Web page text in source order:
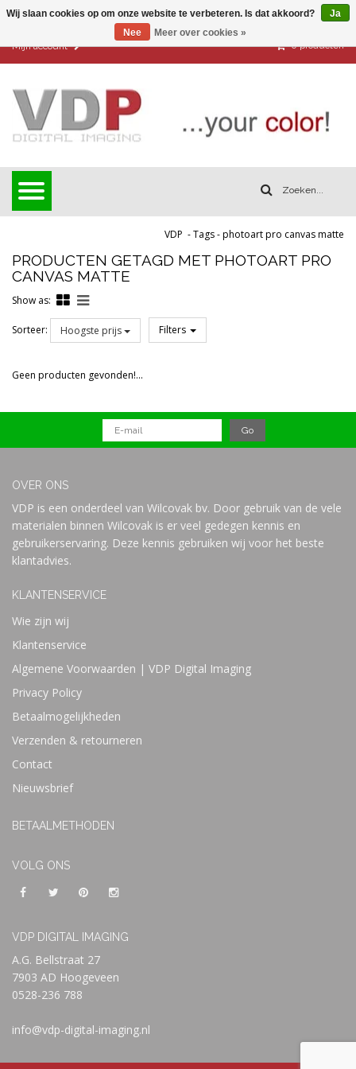
Mijn account 0 producten
VDP -Tags-photoart pro canvas matte
PRODUCTEN GETAGD MET PHOTOART PRO
CANVAS MATTE
Show as:
Sorteer: Hoogste prijs Filters
Prijs
Geen producten gevonden!...
OVER ONS
VDP is een onderdeel van Wilcovak bv. Door gebruik van de vele
materialen binnen Wilcovak is er veel gedegen kennis en
gebruikerservaring. Deze kennis gebruiken wij voor het beste
klantadvies.
KLANTENSERVICE
Wie zijn wij
Klantenservice
Algemene Voorwaarden | VDP Digital Imaging
Privacy Policy
Betaalmogelijkheden
Verzenden & retourneren
Contact
Nieuwsbrief
BETAALMETHODEN
VOLG ONS
VDP DIGITAL IMAGING
A.G. Bellstraat 27
7903 AD Hoogeveen
0528-236 788
info@vdp-digital-imaging.nl
Wij slaan cookies op om onze website te verbeteren. Is dat akkoord?
Ja
Nee
Meer over cookies »